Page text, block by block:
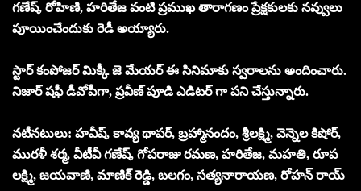
గణేష్, రోహిణి, హరితేజ వంటి ప్రముఖ తారాగణం ప్రేక్షకులకు నవ్వులు
పూయించేందుకు రెడీ అయ్యారు.
స్టార్ కంపోజర్ మిక్కీ జె మేయర్ ఈ సినిమాకు స్వరాలను అందించారు.
నిజార్ షఫీ డీవోపీగా, ప్రవీణ్ పూడి ఎడిటర్ గా పని చేస్తున్నారు.
నటీనటులు: హవీష్, కావ్య థాపర్, బ్రహ్మానందం, శ్రీలక్ష్మి, వెన్నెల కిషోర్,
మురళీ శర్మ, వీటీవీ గణేష్, గోపరాజు రమణ, హరితేజ, మహతి, రూప
లక్ష్మి, జయవాణి, మాణిక్ రెడ్డి, బలగం, సత్యనారాయణ, రోహన్ రాయ్